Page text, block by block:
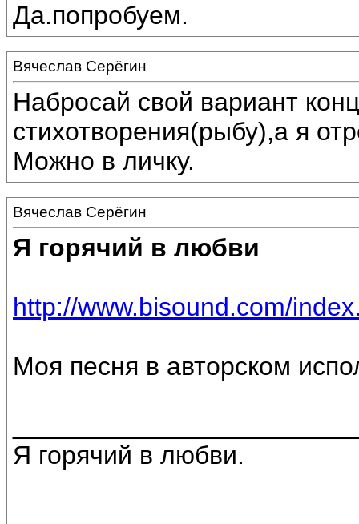
Да.попробуем.
Вячеслав Серёгин
Набросай свой вариант
стихотворения(рыбу),а я
Можно в личку.
Вячеслав Серёгин
Я горячий в любви
http://www.bisound.com/
Моя песня в авторском
Я горячий в любви.